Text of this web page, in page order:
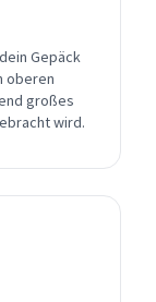
Gepäck
oberen
großes
wird.